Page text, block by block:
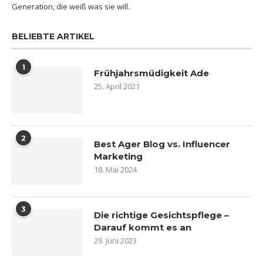
Generation, die weiß was sie will.
BELIEBTE ARTIKEL
1 Frühjahrsmüdigkeit Ade
25. April 2021
2
Best Ager Blog vs. Influencer
Marketing
18. Mai 2024
3
Die richtige Gesichtspflege –
Darauf kommt es an
29. Juni 2023